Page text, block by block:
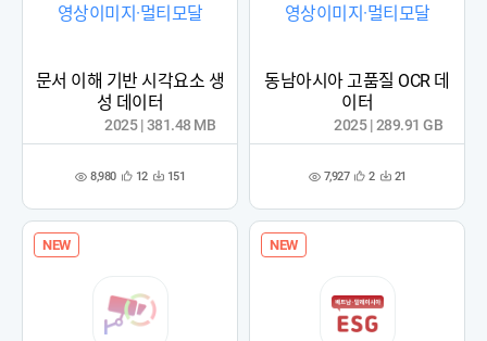
영상이미지·멀티모달
문서 이해 기반 시각요소 생
성 데이터
조 8,980 관
록
12 다 151
2025 | 381.48 MB
영상이미지·멀티모달
동남아시아 고품질 OCR 데
이터
조 7,927 관
록
2 다 21
2025 | 289.91 GB
NEW NEW